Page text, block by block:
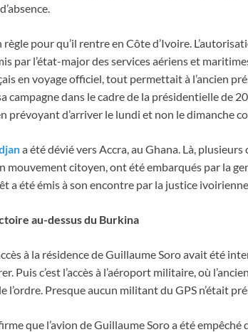
pour qu’il rentre en Côte d’Ivoire.
par l’état-major des services aériens et
en voyage officiel, tout permettait à l’ancien
campagne dans le cadre de la présidentielle de
prévoyant d’arriver le lundi et non le dimanche
a été dévié vers Accra, au Ghana. Là,
mouvement citoyen, ont été embarqués par la
a été émis à son encontre par la justice
au-dessus du Burkina
à la résidence de Guillaume Soro avait été
Puis c’est l’accès à l’aéroport militaire, où
l’ordre. Presque aucun militant du GPS n’était
que l’avion de Guillaume Soro a été